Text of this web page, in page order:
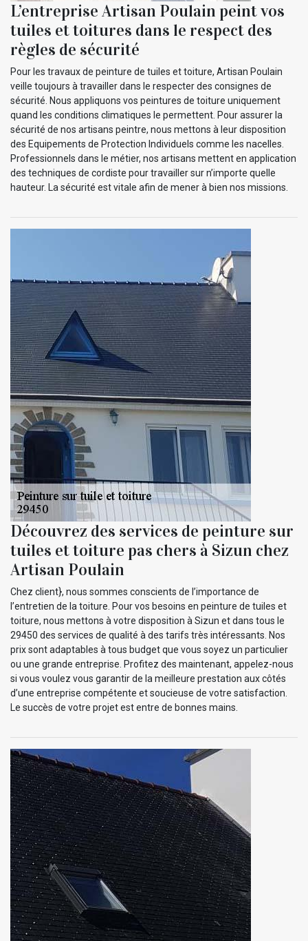
L’entreprise Artisan Poulain peint vos
tuiles et toitures dans le respect des
règles de sécurité
Pour les travaux de peinture de tuiles et toiture, Artisan Poulain
veille toujours à travailler dans le respecter des consignes de
sécurité. Nous appliquons vos peintures de toiture uniquement
quand les conditions climatiques le permettent. Pour assurer la
sécurité de nos artisans peintre, nous mettons à leur disposition
des Equipements de Protection Individuels comme les nacelles.
Professionnels dans le métier, nos artisans mettent en application
des techniques de cordiste pour travailler sur n’importe quelle
hauteur. La sécurité est vitale afin de mener à bien nos missions.
Découvrez des services de peinture sur
tuiles et toiture pas chers à Sizun chez
Artisan Poulain
Chez client}, nous sommes conscients de l’importance de
l’entretien de la toiture. Pour vos besoins en peinture de tuiles et
toiture, nous mettons à votre disposition à Sizun et dans tous le
29450 des services de qualité à des tarifs très intéressants. Nos
prix sont adaptables à tous budget que vous soyez un particulier
ou une grande entreprise. Profitez des maintenant, appelez-nous
si vous voulez vous garantir de la meilleure prestation aux côtés
d’une entreprise compétente et soucieuse de votre satisfaction.
Le succès de votre projet est entre de bonnes mains.